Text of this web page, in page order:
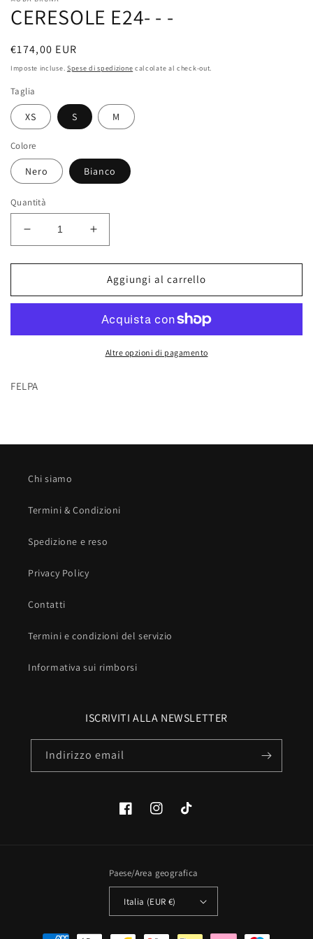
modale
CERESOLE E24- - -
Prezzo
di
€174,00 EUR
Imposte incluse. Spese di spedizione calcolate al check-out.
Taglia
XS S M
Colore
Nero Bianco
Quantità
Diminuisci
quantità
per
E24-
Aumenta
quantità
per
CERESOLE
E24-
Aggiungi al carrello
Altre opzioni di pagamento
FELPA
Chi siamo
Termini & Condizioni
Spedizione e reso
Privacy Policy
Contatti
Termini e condizioni del servizio
Informativa sui rimborsi
ISCRIVITI ALLA NEWSLETTER
Indirizzo email
FacebookInstagramTikTok
Paese/Area geografica
Italia (EUR €)
Metodi